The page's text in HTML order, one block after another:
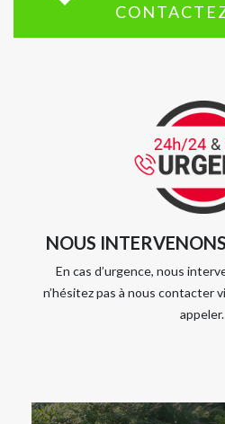
NOUS
En cas d’urgence, nous
n’hésitez pas à nous contacter
appeler.